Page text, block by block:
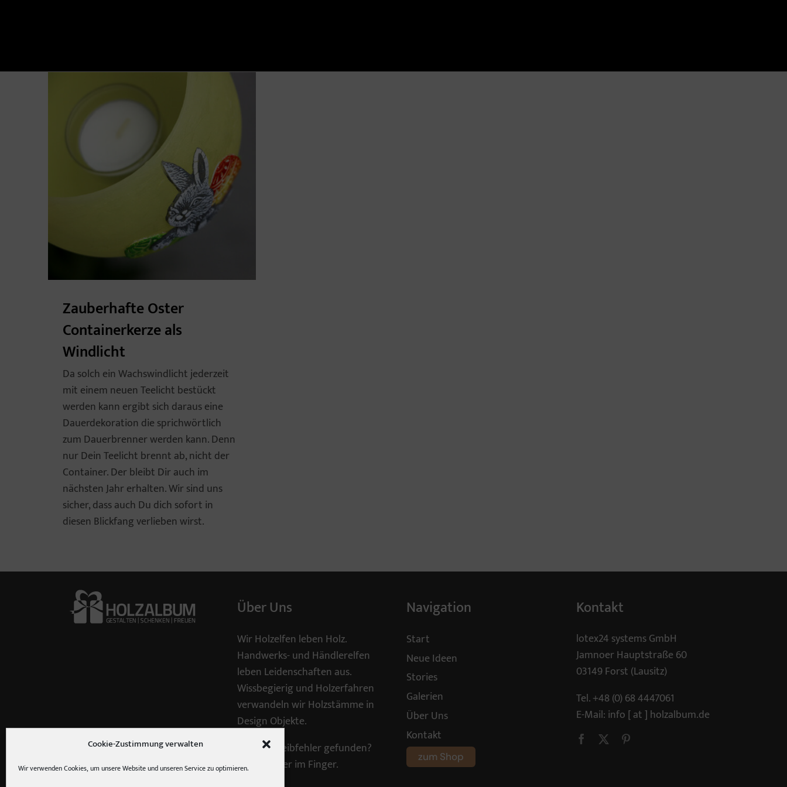
Cookie-Zustimmung verwalten
Wir verwenden Cookies, um unsere Website und unseren Service zu optimieren.
Zauberhafte Oster
Containerkerze als
Windlicht
Da solch ein Wachswindlicht jederzeit
mit einem neuen Teelicht bestückt
werden kann ergibt sich daraus eine
Dauerdekoration die sprichwörtlich
zum Dauerbrenner werden kann. Denn
nur Dein Teelicht brennt ab, nicht der
Container. Der bleibt Dir auch im
nächsten Jahr erhalten. Wir sind uns
sicher, dass auch Du dich sofort in
diesen Blickfang verlieben wirst.
Über Uns
Wir Holzelfen leben Holz.
Handwerks- und Händlerelfen
leben Leidenschaften aus.
Wissbegierig und Holzerfahren
verwandeln wir Holzstämme in
Design Objekte.
Rechtschreibfehler gefunden?
Holz Splitter im Finger.
Navigation
Start
Neue Ideen
Stories
Galerien
Über Uns
Kontakt
zum Shop
Kontakt
lotex24 systems GmbH
Jamnoer Hauptstraße 60
03149 Forst (Lausitz)
Tel.+48 (0) 68 4447061
E-Mail: info [ at ] holzalbum.de